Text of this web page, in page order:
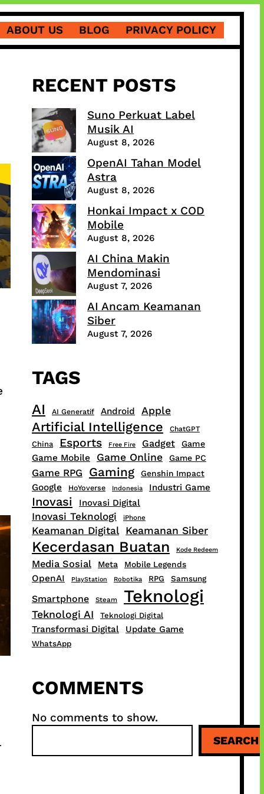
ABOUT US BLOG PRIVACY POLICY
RECENT POSTS
Suno Perkuat Label
Musik AI
August 8, 2026
OpenAI Tahan Model
Astra
August 8, 2026
Honkai Impact x COD
Mobile
August 8, 2026
AI China Makin
Mendominasi
August 7, 2026
AI Ancam Keamanan
Siber
August 7, 2026
TAGS
AI AI Generatif Android Apple
Artificial Intelligence ChatGPT
China Esports Free Fire Gadget Game
Game Mobile Game Online Game PC
Game RPG Gaming Genshin Impact
Google HoYoverse Indonesia Industri Game
Inovasi Inovasi Digital
Inovasi Teknologi iPhone
Keamanan Digital Keamanan Siber
Kecerdasan Buatan Kode Redeem
Media Sosial Meta Mobile Legends
OpenAI PlayStation Robotika RPG Samsung
Smartphone Steam Teknologi
Teknologi AI Teknologi Digital
Transformasi Digital Update Game
WhatsApp
COMMENTS
No comments to show.
a
SEARCH